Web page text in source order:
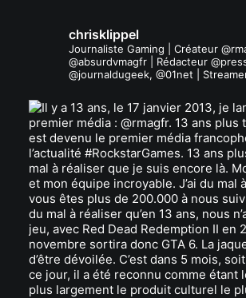
chrisklippel
Journaliste Gaming | Créateur
@absurdvmagfr | Rédacteur
@journaldugeek, @01net |